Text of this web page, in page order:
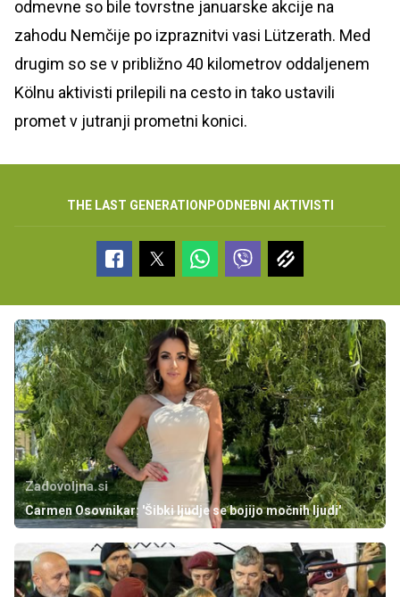
odmevne so bile tovrstne januarske akcije na
zahodu Nemčije po izpraznitvi vasi Lützerath. Med
drugim so se v približno 40 kilometrov oddaljenem
Kölnu aktivisti prilepili na cesto in tako ustavili
promet v jutranji prometni konici.
THE LAST GENERATION PODNEBNI AKTIVISTI
Zadovoljna.si
Carmen Osovnikar: 'Šibki ljudje se bojijo močnih ljudi'